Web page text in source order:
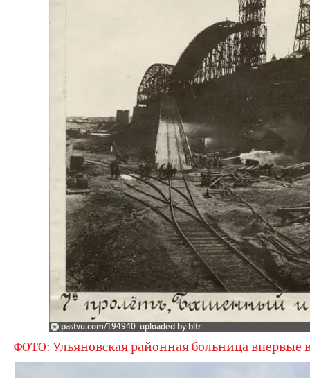
ФОТО: Ульяновская районная больница впервые